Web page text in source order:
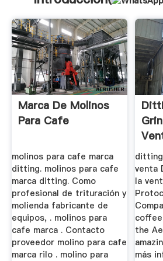
Marca De Molinos
Para Cafe
molinos para cafe marca
ditting. molinos para cafe
marca ditting. Como
profesional de trituración y
molienda fabricante de
equipos, . molinos para
cafe marca . Contacto
proveedor molino para cafe
marca rilo . molino para
venta
la
the
más